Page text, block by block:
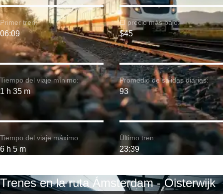
Tiempo del viaje mínimo:
1 h 35 m
Primer tren:
06:09
Tiempo del viaje máximo:
6 h 5 m
El precio más bajo:
$45
Promedio de salidas diarias:
93
Último tren:
23:39
Trenes en la ruta Ámsterdam - Oisterwijk